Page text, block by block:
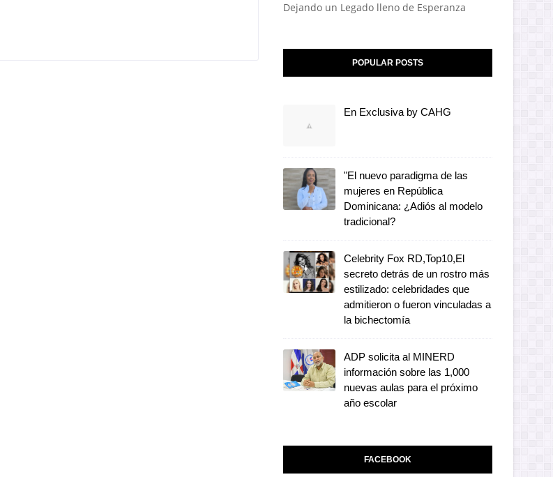
Dejando un Legado lleno de Esperanza
POPULAR POSTS
En Exclusiva by CAHG
"El nuevo paradigma de las
mujeres en República
Dominicana: ¿Adiós al modelo
tradicional?
Celebrity Fox RD,Top10,El
secreto detrás de un rostro más
estilizado: celebridades que
admitieron o fueron vinculadas a
la bichectomía
ADP solicita al MINERD
información sobre las 1,000
nuevas aulas para el próximo
año escolar
FACEBOOK